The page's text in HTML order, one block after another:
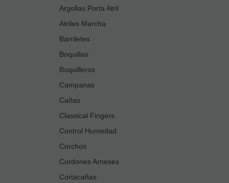
Argollas Porta Atril
Atriles Marcha
Barriletes
Boquillas
Boquilleros
Campanas
Cañas
Classical Fingers
Control Humedad
Corchos
Cordones Arneses
Cortacañas